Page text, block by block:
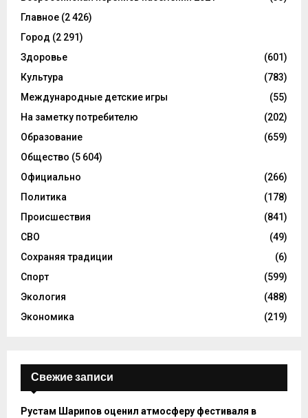
Главное (2 426)
Город (2 291)
Здоровье
(601)
Культура
(783)
Международные детские игры
(55)
На заметку потребителю
(202)
Образование
(659)
Общество (5 604)
Официально
(266)
Политика
(178)
Происшествия
(841)
СВО
(49)
Сохраняя традиции
(6)
Спорт
(599)
Экология
(488)
Экономика
(219)
Свежие записи
Рустам Шарипов оценил атмосферу фестиваля в